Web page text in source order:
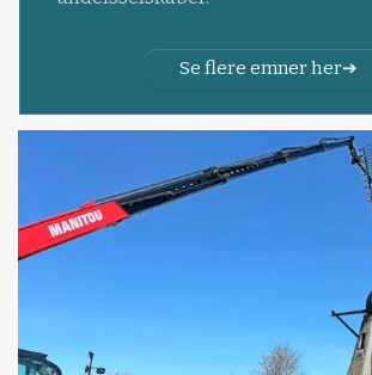
Se flere emner her